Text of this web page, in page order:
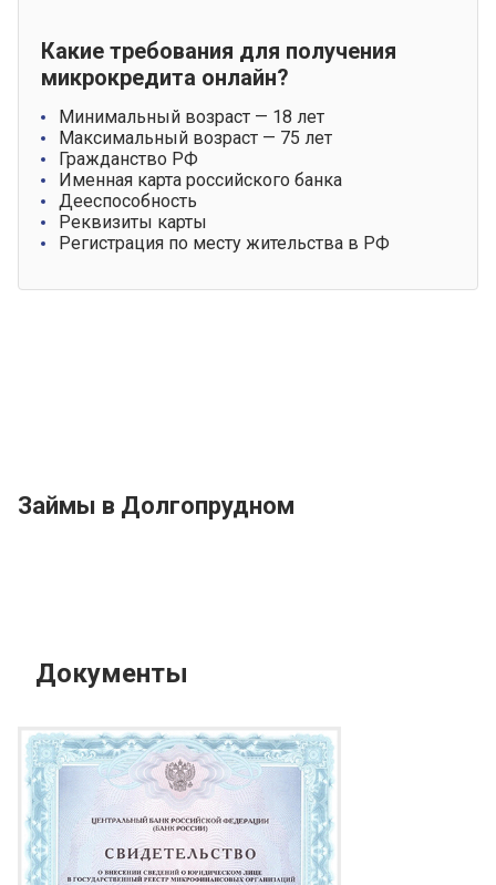
Какие требования для получения
микрокредита онлайн?
Минимальный возраст — 18 лет
Максимальный возраст — 75 лет
Гражданство РФ
Именная карта российского банка
Дееспособность
Реквизиты карты
Регистрация по месту жительства в РФ
Займы в Долгопрудном
Документы